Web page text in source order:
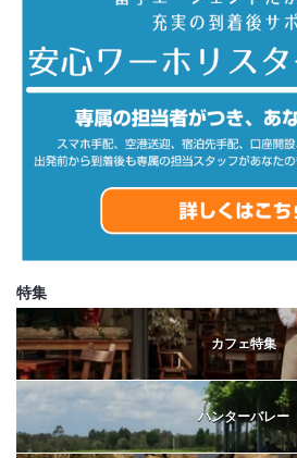
特集
カフェ特集
ハンターバレー